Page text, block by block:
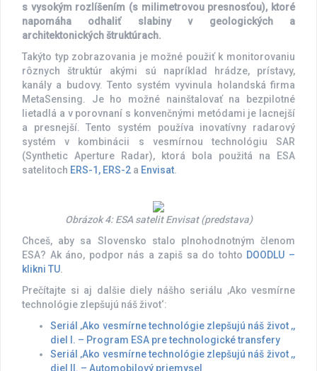
s vysokým rozlíšením (s milimetrovou presnosťou), ktoré
napomáha odhaliť slabiny v geologických a
architektonických štruktúrach.
Takýto typ zobrazovania je možné použiť k monitorovaniu
rôznych štruktúr akými sú napríklad hrádze, prístavy,
kanály a budovy. Tento systém vyvinula holandská firma
MetaSensing. Je ho možné nainštalovať na bezpilotné
lietadlá a v porovnaní s konvenčnými metódami je lacnejší
a presnejší. Tento systém používa inovatívny radarový
systém v kombinácii s vesmírnou technológiu SAR
(Synthetic Aperture Radar), ktorá bola použitá na ESA
satelitoch ERS-1, ERS-2 a Envisat.
Obrázok 4: ESA satelit Envisat (predstava)
Chceš, aby sa Slovensko stalo plnohodnotným členom
ESA? Ak áno, podpor nás a zapiš sa do tohto DOODLU –
klikni TU.
Prečítajte si aj dalšie diely nášho seriálu ‚Ako vesmírne
technológie zlepšujú náš život‘:
Seriál ‚Ako vesmírne technológie zlepšujú náš život ‚,
diel I. – Program ESA pre technologické transfery
Seriál ‚Ako vesmírne technológie zlepšujú náš život ‚,
diel II. – Automobilový priemysel